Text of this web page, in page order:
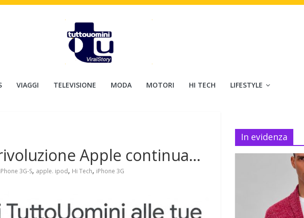
VIAGGI TELEVISIONE MODA MOTORI HI TECH LIFESTYLE
Apple continua…
3G-S, apple. ipod, Hi Tech, iPhone 3G
In evidenza